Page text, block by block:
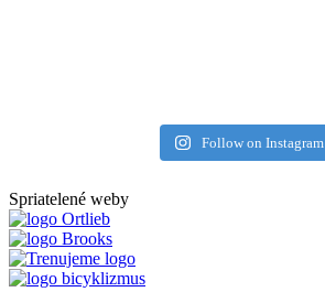
Follow on Instagram
Spriatelené weby